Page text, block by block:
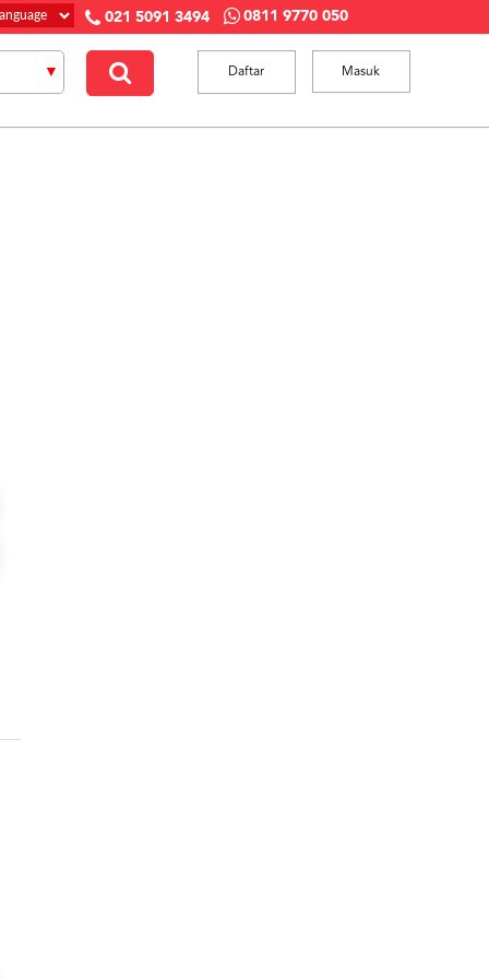
021 5091 3494 0811 9770 050
Masuk
Daftar